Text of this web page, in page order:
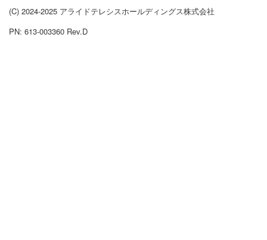
(C) 2024-2025 アライドテレシスホールディングス株式会社
PN: 613-003360 Rev.D